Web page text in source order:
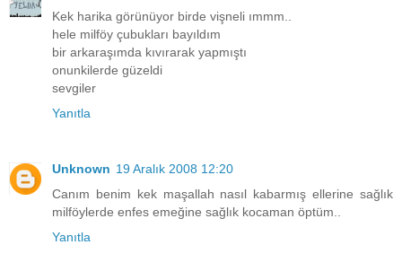
Kek harika görünüyor birde vişneli ımmm..
hele milföy çubukları bayıldım
bir arkaraşımda kıvırarak yapmıştı
onunkilerde güzeldi
sevgiler
Yanıtla
Unknown 19 Aralık 2008 12:20
Canım benim kek maşallah nasıl kabarmış ellerine sağlık
milföylerde enfes emeğine sağlık kocaman öptüm..
Yanıtla